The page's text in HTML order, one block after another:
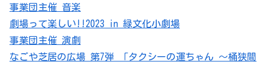
事業団主催 音楽
劇場って楽しい!!2023 in 緑文化小劇場
事業団主催 演劇
なごや芝居の広場 第7弾 「タクシーの運ちゃん ～桶狭間